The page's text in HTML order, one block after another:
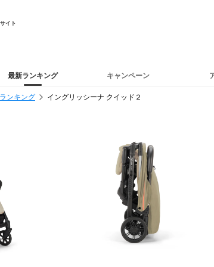
イト
最新ランキング キャンペーン
ンキング イングリッシーナ クイッド２